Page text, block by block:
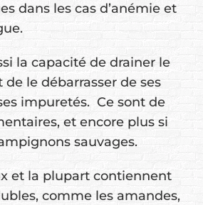
dans les cas d’anémie et
la capacité de drainer le
le débarrasser de ses
impuretés. Ce sont de
et encore plus si
sauvages.
et la plupart contiennent
comme les amandes,